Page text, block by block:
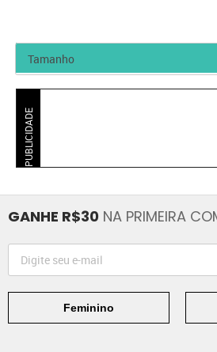
PUBLICIDADE
GANHE R$30 NA PRIMEIRA
Feminino